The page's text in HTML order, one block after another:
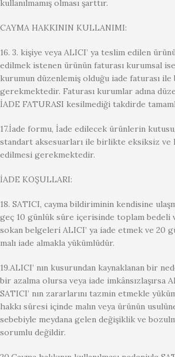
kullanılmamış olması şarttır.
CAYMA HAKKININ KULLANIMI:
16. 3. kişiye veya ALICI’ ya teslim edilen
edilmek istenen ürünün faturası kurumsal
kurumun düzenlemiş olduğu iade faturası
gerekmektedir. Faturası kurumlar adına
İADE FATURASI kesilmediği takdirde
17.İade formu, İade edilecek ürünlerin
standart aksesuarları ile birlikte eksiksiz ve
edilmesi gerekmektedir.
İADE KOŞULLARI:
18. SATICI, cayma bildiriminin kendisine
geç 10 günlük süre içerisinde toplam bedeli
sokan belgeleri ALICI’ ya iade etmek ve 20
malı iade almakla yükümlüdür.
19.ALICI’ nın kusurundan kaynaklanan bir
bir azalma olursa veya iade imkânsızlaşırsa
SATICI’ nın zararlarını tazmin etmekle
hakkı süresi içinde malın veya ürünün
sebebiyle meydana gelen değişiklik ve
sorumlu değildir.